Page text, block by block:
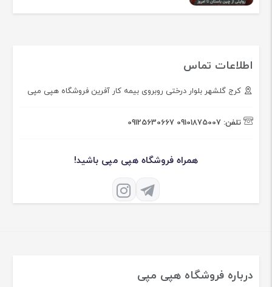
اطلاعات تماس
کرج گلشهر بلوار درختی روبروی بیمه کار آفرین فروشگاه هپی مپی
تلفن: 09101875007
09125630667
همراه فروشگاه هپی مپی باشید!
درباره فروشگاه هپی مپی